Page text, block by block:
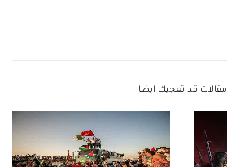
مقالات قد تعجبك ايضا